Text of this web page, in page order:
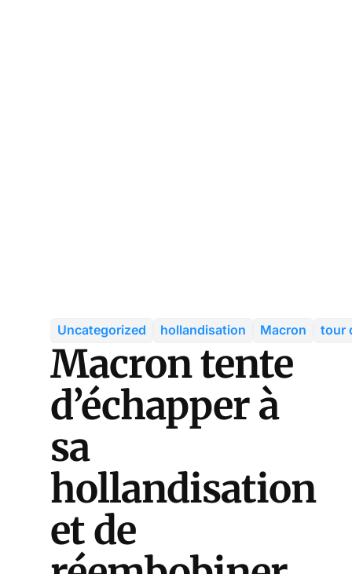
Uncategorized hollandisation Macron tour
Macron tente
d’échapper à
sa
hollandisation
et de